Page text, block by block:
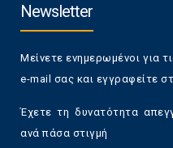
Newsletter
Μείνετε ενημερωμένοι για
e-mail σας και εγγραφείτε
Έχετε τη δυνατότητα
ανά πάσα στιγμή